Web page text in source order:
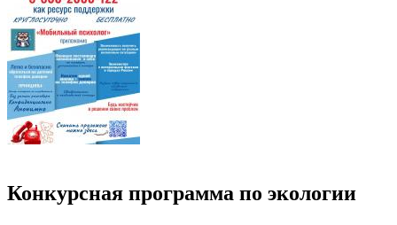
Конкурсная программа по экологии